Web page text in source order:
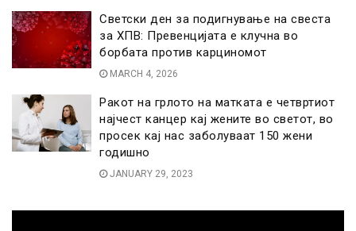
Светски ден за подигнување на свеста
за ХПВ: Превенцијата е клучна во
борбата против карциномот
MARCH 4, 2026
Ракот на грлото на матката е четвртиот
најчест канцер кај жените во светот, во
просек кај нас заболуваат 150 жени
годишно
JANUARY 29, 2023